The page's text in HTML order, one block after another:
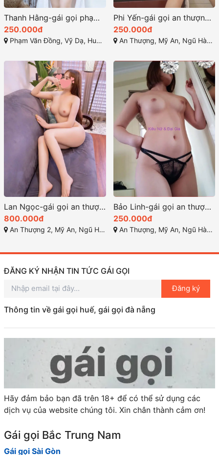
Thanh Hằng-gái gọi phạm văn đồng huế nước nôi đầm đìa
250.000đ
Phạm Văn Đồng, Vỹ Dạ, Huế, Thừa Thiên Huế
Phi Yến-gái gọi an thượng ngọt ngào tình cảm
250.000đ
An Thượng, Mỹ An, Ngũ Hành Sơn, Đà Nẵng
Lan Ngọc-gái gọi an thượng ngũ hành sơn dâm thần kỹ thuật điêu luyện
800.000đ
An Thượng 2, Mỹ An, Ngũ Hành Sơn, Đà Nẵng
Bảo Linh-gái gọi an thượng đà nẵng rất xinh xắn dễ thương
250.000đ
An Thượng, Mỹ An, Ngũ Hành Sơn, Đà Nẵng
ĐĂNG KÝ NHẬN TIN TỨC GÁI GỌI
Đăng ký
Thông tin về gái gọi huế, gái gọi đà nẵng
Hãy đảm bảo bạn đã trên 18+ để có thể sử dụng các
dịch vụ của website chúng tôi. Xin chân thành cảm ơn!
Gái gọi Bắc Trung Nam
Gái gọi Sài Gòn